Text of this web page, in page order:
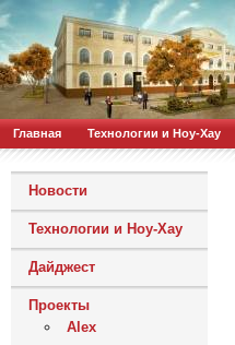
Главная Технологии и Ноу-Хау
Новости
Технологии и Ноу-Хау
Дайджест
Проекты
Alex